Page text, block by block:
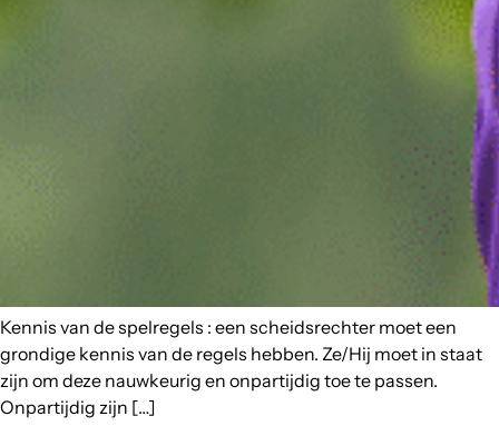
Kennis van de spelregels : een scheidsrechter moet een
grondige kennis van de regels hebben. Ze/Hij moet in staat
zijn om deze nauwkeurig en onpartijdig toe te passen.
Onpartijdig zijn […]